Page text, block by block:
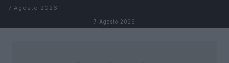
Salta al contenuto
7 Agosto 2026
7 Agosto 2026